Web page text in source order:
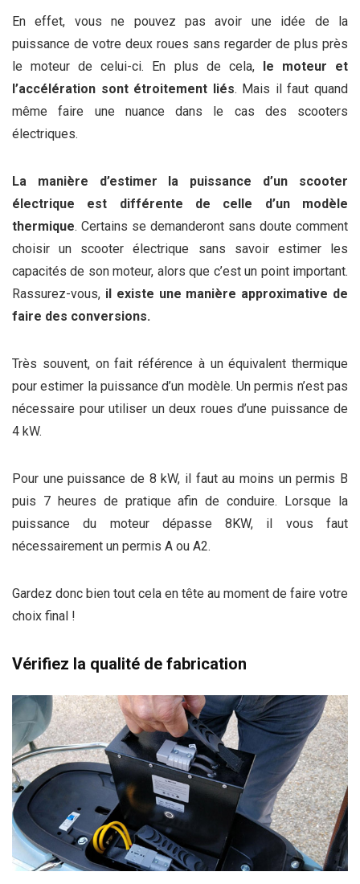
En effet, vous ne pouvez pas avoir une idée de la
puissance de votre deux roues sans regarder de plus près
le moteur de celui-ci. En plus de cela, le moteur et
l’accélération sont étroitement liés. Mais il faut quand
même faire une nuance dans le cas des scooters
électriques.
La manière d’estimer la puissance d’un scooter
électrique est différente de celle d’un modèle
thermique. Certains se demanderont sans doute comment
choisir un scooter électrique sans savoir estimer les
capacités de son moteur, alors que c’est un point important.
Rassurez-vous, il existe une manière approximative de
faire des conversions.
Très souvent, on fait référence à un équivalent thermique
pour estimer la puissance d’un modèle. Un permis n’est pas
nécessaire pour utiliser un deux roues d’une puissance de
4 kW.
Pour une puissance de 8 kW, il faut au moins un permis B
puis 7 heures de pratique afin de conduire. Lorsque la
puissance du moteur dépasse 8KW, il vous faut
nécessairement un permis A ou A2.
Gardez donc bien tout cela en tête au moment de faire votre
choix final !
Vérifiez la qualité de fabrication